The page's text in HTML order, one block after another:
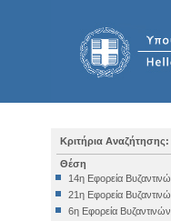
Κριτήρια Αναζήτησης:
Θέση
14η Εφορεία
21η Εφορεία
6η Εφορεία